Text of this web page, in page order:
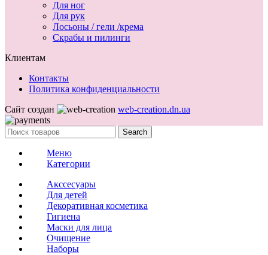
Для ног
Для рук
Лосьоны / гели /крема
Скрабы и пилинги
Клиентам
Контакты
Политика конфиденциальности
Сайт создан
web-creation.dn.ua
Search
Меню
Категории
Акссесуары
Для детей
Декоративная косметика
Гигиена
Маски для лица
Очищение
Наборы